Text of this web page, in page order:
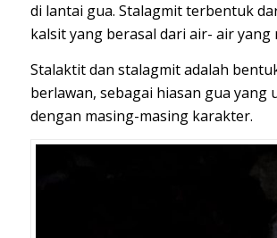
di lantai gua. Stalagmit terbentuk
kalsit yang berasal dari air- air yang
Stalaktit dan stalagmit adalah
berlawan, sebagai hiasan gua yang
dengan masing-masing karakter.